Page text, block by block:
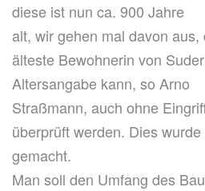
diese ist nun ca. 900 Jahre
alt, wir gehen mal davon
älteste Bewohnerin von
Altersangabe kann, so Arno
Straßmann, auch ohne
überprüft werden. Dies
gemacht.
Man soll den Umfang des